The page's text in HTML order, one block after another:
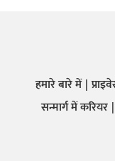
हमारे बारे में
सन्मार्ग में करियर